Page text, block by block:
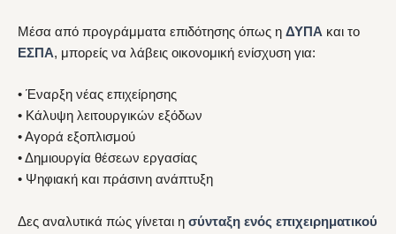
Μέσα από προγράμματα επιδότησης όπως η ΔΥΠΑ και το
ΕΣΠΑ, μπορείς να λάβεις οικονομική ενίσχυση για:
• Έναρξη νέας επιχείρησης
• Κάλυψη λειτουργικών εξόδων
• Αγορά εξοπλισμού
• Δημιουργία θέσεων εργασίας
• Ψηφιακή και πράσινη ανάπτυξη
Δες αναλυτικά πώς γίνεται η σύνταξη ενός επιχειρηματικού